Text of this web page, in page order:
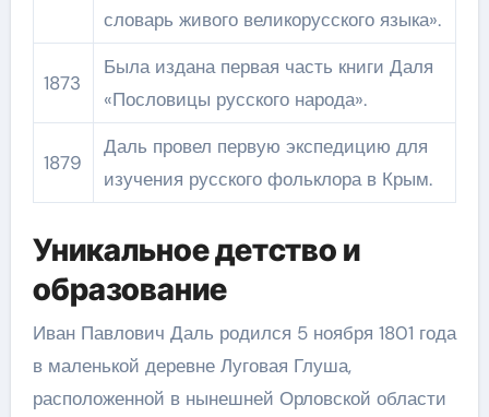
словарь живого великорусского языка».
1873
Была издана первая часть книги Даля
«Пословицы русского народа».
1879
Даль провел первую экспедицию для
изучения русского фольклора в Крым.
Уникальное детство и
образование
Иван Павлович Даль родился 5 ноября 1801 года
в маленькой деревне Луговая Глуша,
расположенной в нынешней Орловской области